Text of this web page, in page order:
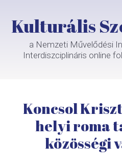
Kulturális
a Nemzeti Művelődési
Interdiszciplináris online
Koncsol
helyi roma
közösségi